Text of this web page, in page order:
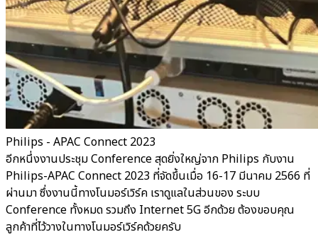
Philips - APAC Connect 2023
อีกหนึ่งงานประชุม Conference สุดยิ่งใหญ่จาก Philips กับงาน
Philips-APAC Connect 2023 ที่จัดขึ้นเมื่อ 16-17 มีนาคม 2566 ที่
ผ่านมา ซึ่งงานนี้ทางโนมอร์เวิร์ค เราดูแลในส่วนของ ระบบ
Conference ทั้งหมด รวมถึง Internet 5G อีกด้วย ต้องขอบคุณ
ลูกค้าที่ไว้วางในทางโนมอร์เวิร์คด้วยครับ